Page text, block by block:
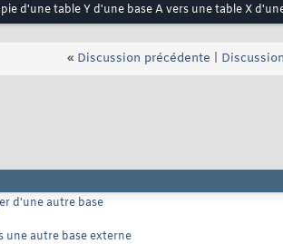
d'une table Y d'une base A vers une table X
« Discussion précédente
d'une autre base
une autre base externe